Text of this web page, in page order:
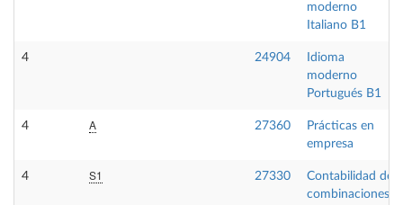
moderno
Italiano B1
4 24904
Idioma
moderno
Portugués B1
4 A 27360
Prácticas en
empresa
4 S1 27330
Contabilidad de
combinaciones